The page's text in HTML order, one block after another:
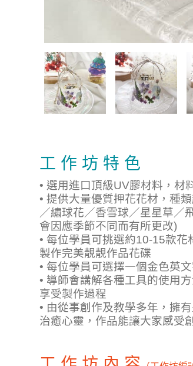
工 作 坊 特 色
• 選用進口頂級UV膠材料，材
• 提供大量優質押花花材，種
／繡球花／香雪球／星星草／
會因應季節不同而有所更改)
• 每位學員可挑選約10-15款
製作完美靚靚作品花碟
• 每位學員可選擇一個金色英
• 導師會講解各種工具的使用
享受製作過程
• 由從事創作及教學多年，擁
治癒心靈，作品能讓大家感受